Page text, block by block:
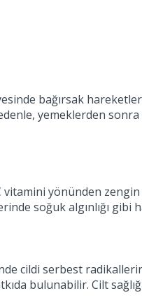
bağırsak
yemeklerden
yönünden
soğuk algınlığı gibi
cildi serbest
bulunabilir. Cilt